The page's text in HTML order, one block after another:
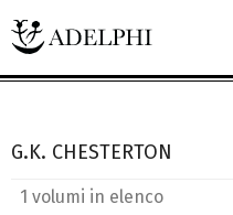
G.K. CHESTERTON
1 volumi in elenco